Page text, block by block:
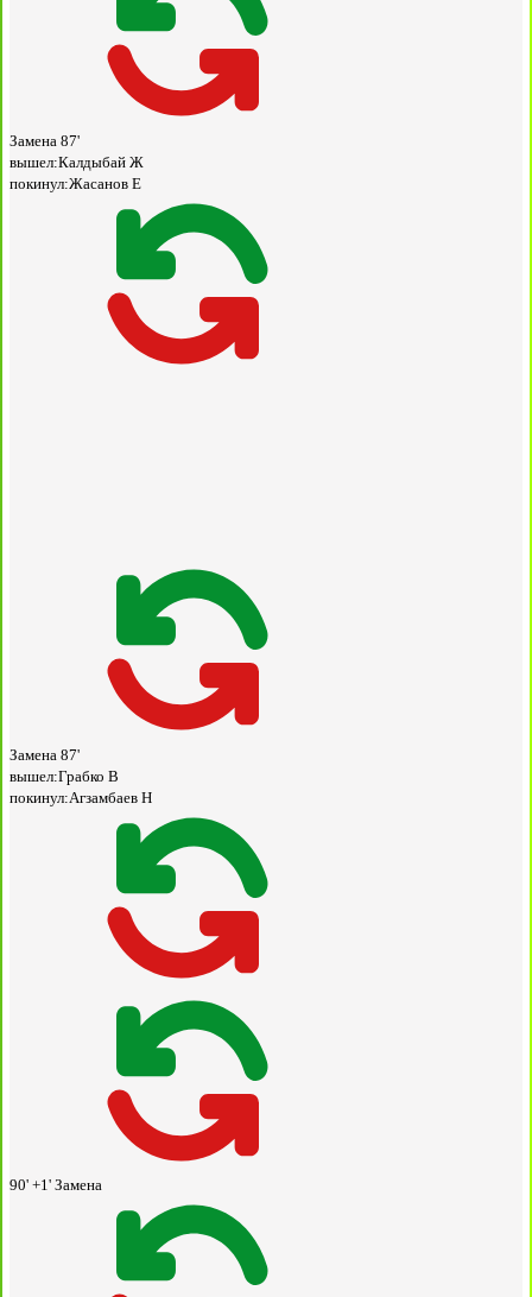
Замена 87'
вышел:Калдыбай Ж
покинул:Жасанов Е
Замена 87'
вышел:Грабко В
покинул:Агзамбаев Н
90' +1' Замена